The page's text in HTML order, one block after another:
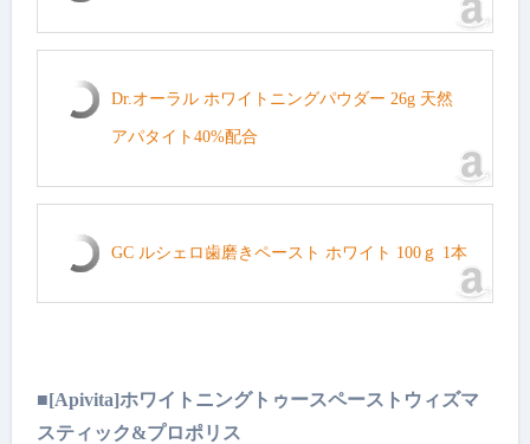
Dr.オーラル ホワイトニングパウダー 26g 天然
アパタイト40%配合
GC ルシェロ歯磨きペースト ホワイト 100ｇ 1本
■[Apivita]ホワイトニングトゥースペーストウィズマ
スティック&プロポリス